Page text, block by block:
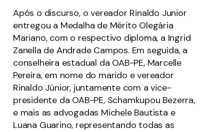
Após o discurso, o vereador Rinaldo Junior
entregou a Medalha de Mérito Olegária
Mariano, com o respectivo diploma, a Ingrid
Zanella de Andrade Campos. Em seguida, a
conselheira estadual da OAB-PE, Marcelle
Pereira, em nome do marido e vereador
Rinaldo Júnior, juntamente com a vice-
presidente da OAB-PE, Schamkupou Bezerra,
e mais as advogadas Michele Bautista e
Luana Guarino, representando todas as